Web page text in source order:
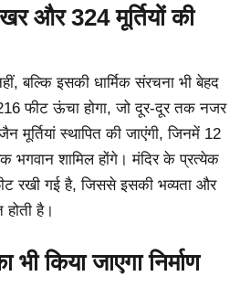
और 324 मूर्तियों की
बल्कि इसकी धार्मिक संरचना भी बेहद
फीट ऊंचा होगा, जो दूर-दूर तक नजर
स्थापित की जाएंगी, जिनमें 12
भगवान शामिल होंगे। मंदिर के प्रत्येक
रखी गई है, जिससे इसकी भव्यता और
होती है।
किया जाएगा निर्माण